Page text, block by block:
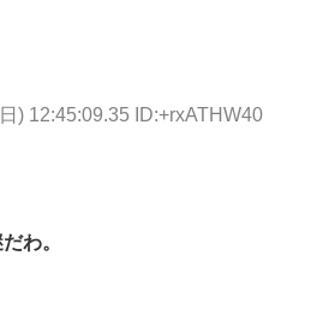
) 12:45:09.35 ID:+rxATHW40
わ。